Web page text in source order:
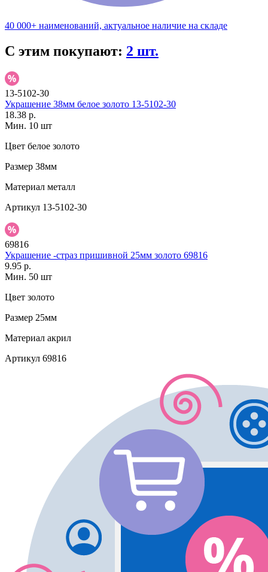
40 000+ наименований, актуальное наличие на складе
С этим покупают: 2 шт.
13-5102-30
Украшение 38мм белое золото 13-5102-30
18.38 р.
Мин. 10 шт
Цвет белое золото
Размер 38мм
Материал металл
Артикул 13-5102-30
69816
Украшение -страз пришивной 25мм золото 69816
9.95 р.
Мин. 50 шт
Цвет золото
Размер 25мм
Материал акрил
Артикул 69816